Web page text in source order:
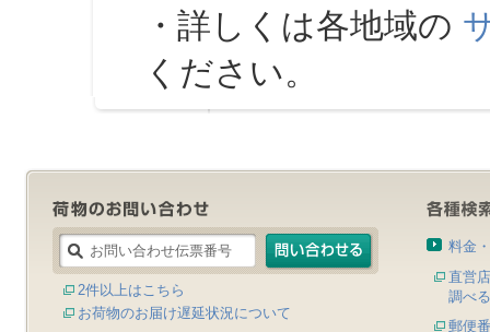
・詳しくは各地域の
ください。
2件以上はこちら
お荷物のお届け遅延状況について
料金
直営
調べる
郵便